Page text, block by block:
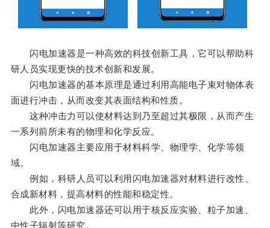
闪电加速器是一种高效的科技创新工具，它可以帮助科
研人员实现更快的技术创新和发展。
闪电加速器的基本原理是通过利用高能电子束对物体表
面进行冲击，从而改变其表面结构和性质。
这种冲击力可以使材料达到乃至超过其极限，从而产生
一系列前所未有的物理和化学反应。
闪电加速器主要应用于材料科学、物理学、化学等领
域。
例如，科研人员可以利用闪电加速器对材料进行改性、
合成新材料，提高材料的性能和稳定性。
此外，闪电加速器还可以用于核反应实验、粒子加速、
中性子辐射等研究。